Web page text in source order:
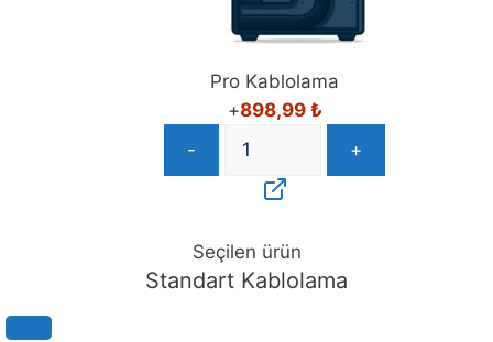
Pro Kablolama
+898,99 ₺
-
+
Seçilen ürün
Standart Kablolama